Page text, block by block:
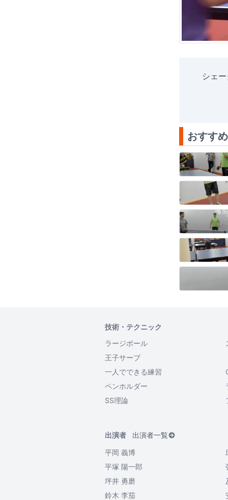
シェ
おすす
技術・テクニック
ラージボール
王子サーブ
一人でできる練習
ペンホルダー
SS理論
出演者
出演者一覧
平岡 義博
平塚 陽一郎
坪井 勇磨
鈴木 李茄